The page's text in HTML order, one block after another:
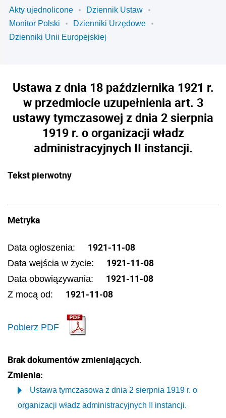
Akty ujednolicone
Dziennik Ustaw
Monitor Polski
Dzienniki Urzędowe
Dzienniki Unii Europejskiej
Ustawa z dnia 18 października 1921 r.
w przedmiocie uzupełnienia art. 3
ustawy tymczasowej z dnia 2 sierpnia
1919 r. o organizacji władz
administracyjnych II instancji.
Tekst pierwotny
Metryka
Data ogłoszenia: 1921-11-08
Data wejścia w życie: 1921-11-08
Data obowiązywania: 1921-11-08
Z mocą od: 1921-11-08
Pobierz PDF
Brak dokumentów zmieniających.
Zmienia:
Ustawa tymczasowa z dnia 2 sierpnia 1919 r. o
organizacji władz administracyjnych II instancji.